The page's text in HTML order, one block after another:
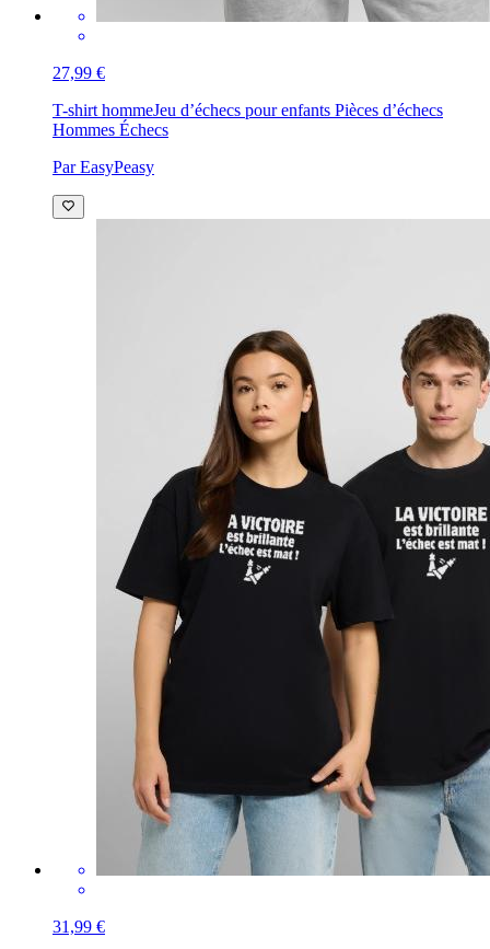
27,99 €
T-shirt hommeJeu d’échecs pour enfants Pièces d’échecs
Hommes Échecs
Par EasyPeasy
31,99 €